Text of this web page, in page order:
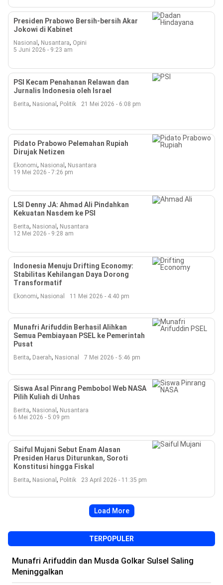
Presiden Prabowo Bersih-bersih Akar
Jokowi di Kabinet
Nasional , Nusantara, Opini
5 Juni 2026 - 9:23 am
PSI Kecam Penahanan Relawan dan
Jurnalis Indonesia oleh Israel
Berita, Nasional , Politik 21 Mei 2026 - 6:08 pm
Pidato Prabowo Pelemahan Rupiah
Dirujak Netizen
Ekonomi, Nasional , Nusantara
19 Mei 2026 - 7:26 pm
LSI Denny JA: Ahmad Ali Pindahkan
Kekuatan Nasdem ke PSI
Berita, Nasional , Nusantara
12 Mei 2026 - 9:28 am
Indonesia Menuju Drifting Economy:
Stabilitas Kehilangan Daya Dorong
Transformatif
Ekonomi, Nasional 11 Mei 2026 - 4:40 pm
Munafri Arifuddin Berhasil Alihkan
Semua Pembiayaan PSEL ke Pemerintah
Pusat
Berita, Daerah, Nasional 7 Mei 2026 - 5:46 pm
Siswa Asal Pinrang Pembobol Web NASA
Pilih Kuliah di Unhas
Berita, Nasional , Nusantara
6 Mei 2026 - 5:09 pm
Saiful Mujani Sebut Enam Alasan
Presiden Harus Diturunkan, Soroti
Konstitusi hingga Fiskal
Berita, Nasional , Politik 23 April 2026 - 11:35 pm
Load More
TERPOPULER
Munafri Arifuddin dan Musda Golkar Sulsel Saling
Meninggalkan